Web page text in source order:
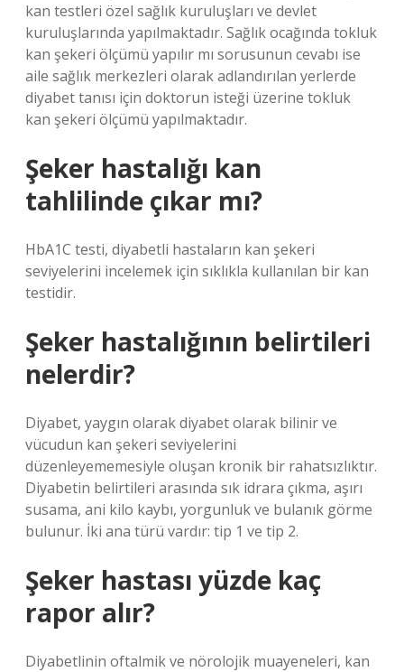
kan testleri özel sağlık kuruluşları ve devlet
kuruluşlarında yapılmaktadır. Sağlık ocağında tokluk
kan şekeri ölçümü yapılır mı sorusunun cevabı ise
aile sağlık merkezleri olarak adlandırılan yerlerde
diyabet tanısı için doktorun isteği üzerine tokluk
kan şekeri ölçümü yapılmaktadır.
Şeker hastalığı kan
tahlilinde çıkar mı?
HbA1C testi, diyabetli hastaların kan şekeri
seviyelerini incelemek için sıklıkla kullanılan bir kan
testidir.
Şeker hastalığının belirtileri
nelerdir?
Diyabet, yaygın olarak diyabet olarak bilinir ve
vücudun kan şekeri seviyelerini
düzenleyememesiyle oluşan kronik bir rahatsızlıktır.
Diyabetin belirtileri arasında sık idrara çıkma, aşırı
susama, ani kilo kaybı, yorgunluk ve bulanık görme
bulunur. İki ana türü vardır: tip 1 ve tip 2.
Şeker hastası yüzde kaç
rapor alır?
Diyabetlinin oftalmik ve nörolojik muayeneleri, kan